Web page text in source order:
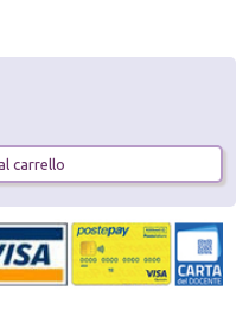
carrello